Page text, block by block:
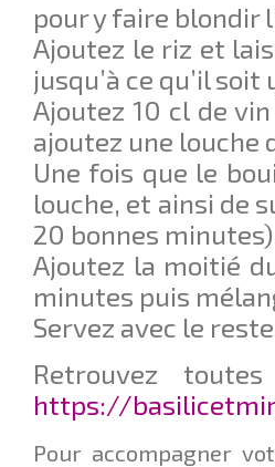
pour y faire blondir
Ajoutez le riz et
jusqu’à ce qu’il
Ajoutez 10 cl de
ajoutez une louche
Une fois que le
louche, et ainsi de
20 bonnes
Ajoutez la moitié
minutes puis
Servez avec le
Retrouvez
https://
Pour accompagner